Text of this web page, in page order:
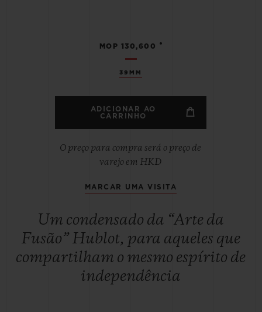
39MM
MOP 130,600 •
ADICIONAR AO
CARRINHO
O preço para compra será o preço de
varejo em HKD
MARCAR UMA VISITA
Um condensado da “Arte da
Fusão” Hublot, para aqueles que
compartilham o mesmo espírito de
independência